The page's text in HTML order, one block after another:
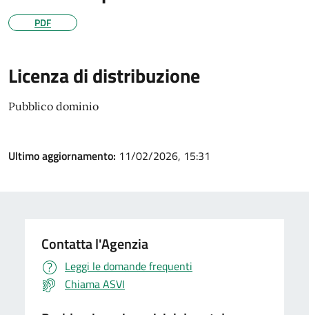
PDF
Licenza di distribuzione
Pubblico dominio
Ultimo aggiornamento: 11/02/2026, 15:31
Contatta l'Agenzia
Leggi le domande frequenti
Chiama ASVI